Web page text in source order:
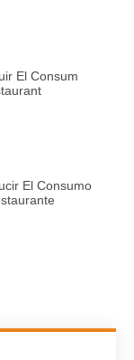
El Consum
El Consumo